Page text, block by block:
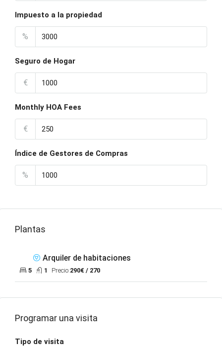
Impuesto a la propiedad
%
Seguro de Hogar
€
Monthly HOA Fees
€
Índice de Gestores de Compras
%
Plantas
Arquiler de habitaciones
5 1 Precio:290€ / 270
Programar una visita
Tipo de visita